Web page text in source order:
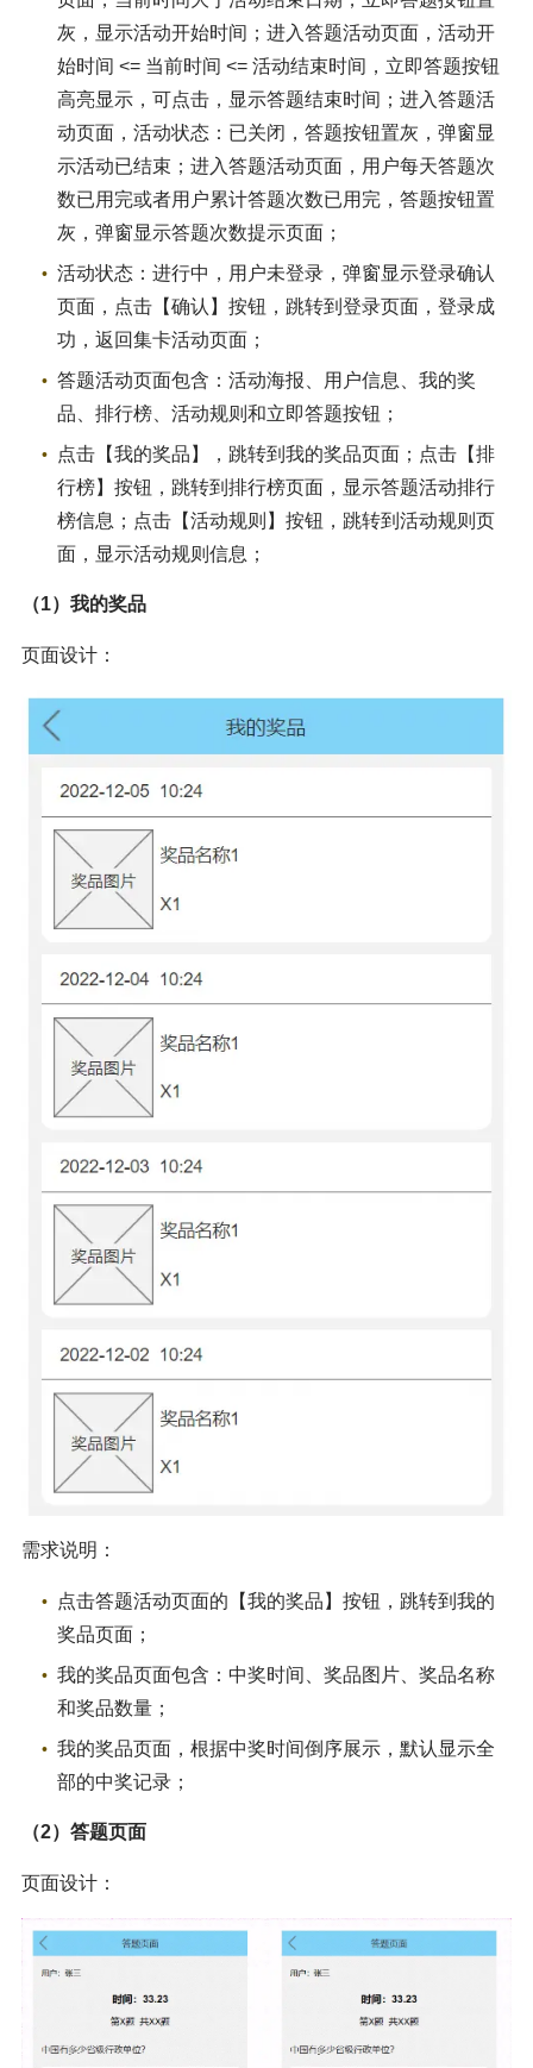
灰，显示活动开始时间；进入答题活动页面，活动开
始时间 <= 当前时间 <= 活动结束时间，立即答题按钮
高亮显示，可点击，显示答题结束时间；进入答题活
动页面，活动状态：已关闭，答题按钮置灰，弹窗显
示活动已结束；进入答题活动页面，用户每天答题次
数已用完或者用户累计答题次数已用完，答题按钮置
灰，弹窗显示答题次数提示页面；
活动状态：进行中，用户未登录，弹窗显示登录确认
页面，点击【确认】按钮，跳转到登录页面，登录成
功，返回集卡活动页面；
答题活动页面包含：活动海报、用户信息、我的奖
品、排行榜、活动规则和立即答题按钮；
点击【我的奖品】，跳转到我的奖品页面；点击【排
行榜】按钮，跳转到排行榜页面，显示答题活动排行
榜信息；点击【活动规则】按钮，跳转到活动规则页
面，显示活动规则信息；
（1）我的奖品
页面设计：
需求说明：
点击答题活动页面的【我的奖品】按钮，跳转到我的
奖品页面；
我的奖品页面包含：中奖时间、奖品图片、奖品名称
和奖品数量；
我的奖品页面，根据中奖时间倒序展示，默认显示全
部的中奖记录；
（2）答题页面
页面设计：